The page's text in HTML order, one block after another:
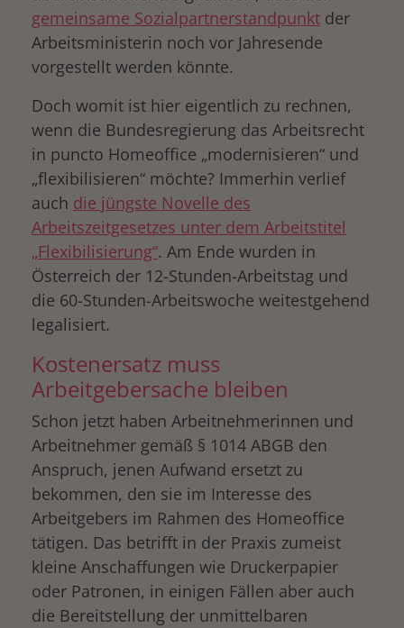
gemeinsame Sozialpartnerstandpunkt der
Arbeitsministerin noch vor Jahresende
vorgestellt werden könnte.
Doch womit ist hier eigentlich zu rechnen,
wenn die Bundesregierung das Arbeitsrecht
in puncto Homeoffice „modernisieren“ und
„flexibilisieren“ möchte? Immerhin verlief
auch die jüngste Novelle des
Arbeitszeitgesetzes unter dem Arbeitstitel
„Flexibilisierung“. Am Ende wurden in
Österreich der 12-Stunden-Arbeitstag und
die 60-Stunden-Arbeitswoche weitestgehend
legalisiert.
Kostenersatz muss
Arbeitgebersache bleiben
Schon jetzt haben Arbeitnehmerinnen und
Arbeitnehmer gemäß § 1014 ABGB den
Anspruch, jenen Aufwand ersetzt zu
bekommen, den sie im Interesse des
Arbeitgebers im Rahmen des Homeoffice
tätigen. Das betrifft in der Praxis zumeist
kleine Anschaffungen wie Druckerpapier
oder Patronen, in einigen Fällen aber auch
die Bereitstellung der unmittelbaren